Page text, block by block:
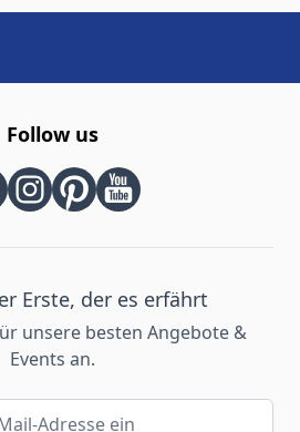
Follow us
Erste, der es erfährt
unsere besten Angebote &
Events an.